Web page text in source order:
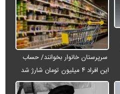
سرپرستان خانوار بخوانند/ حساب
این افراد ۴ میلیون تومان شارژ شد